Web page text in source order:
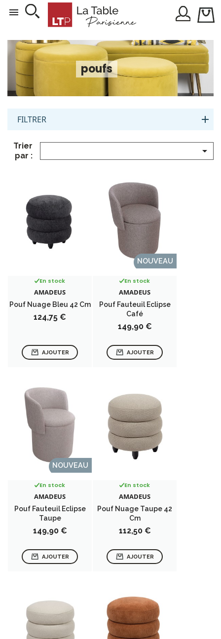

poufs
FILTRER
Trier
par :

En stock
AMADEUS
Pouf Nuage Bleu 42 Cm
Prix
124,75 €
AJOUTER
En stock
AMADEUS
Pouf Fauteuil Eclipse
Café
Prix
149,90 €
AJOUTER
NOUVEAU
En stock
AMADEUS
Pouf Fauteuil Eclipse
Taupe
Prix
149,90 €
AJOUTER
NOUVEAU
En stock
AMADEUS
Pouf Nuage Taupe 42
Cm
Prix
112,50 €
AJOUTER